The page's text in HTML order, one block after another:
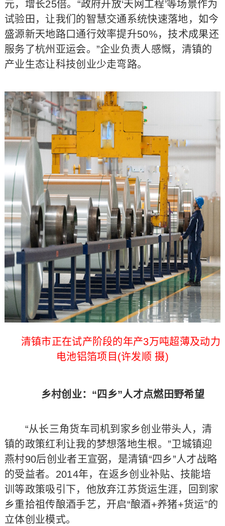
元，增长25倍。“政府开放‘天网工程’等场景作为
试验田，让我们的智慧交通系统快速落地，如今
盛源新天地路口通行效率提升50%，技术成果还
服务了杭州亚运会。”企业负责人感慨，清镇的
产业生态让科技创业少走弯路。​
清镇市正在试产阶段的年产3万吨超薄及动力
电池铝箔项目(许发顺 摄)
乡村创业：“四乡”人才点燃田野希望
“从长三角货车司机到家乡创业带头人，清
镇的政策红利让我的梦想落地生根。”卫城镇迎
燕村90后创业者王宣弼，是清镇“四乡”人才战略
的受益者。2014年，在返乡创业补贴、技能培
训等政策吸引下，他放弃江苏货运生涯，回到家
乡重拾祖传酿酒手艺，开启“酿酒+养猪+货运”的
立体创业模式。